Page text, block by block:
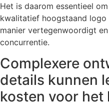
Het is daarom essentieel
kwalitatief hoogstaand
manier vertegenwoordigt
concurrentie.
Complexere
details kunnen
kosten voor het